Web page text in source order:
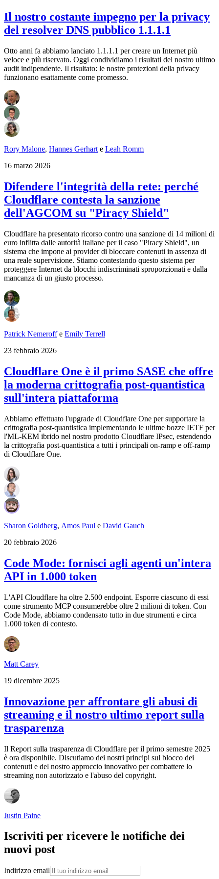
Il nostro costante impegno per la privacy
del resolver DNS pubblico 1.1.1.1
Otto anni fa abbiamo lanciato 1.1.1.1 per creare un Internet più
veloce e più riservato. Oggi condividiamo i risultati del nostro ultimo
audit indipendente. Il risultato: le nostre protezioni della privacy
funzionano esattamente come promesso.
Rory Malone, Hannes Gerhart e Leah Romm
16 marzo 2026
Difendere l'integrità della rete: perché
Cloudflare contesta la sanzione
dell'AGCOM su "Piracy Shield"
Cloudflare ha presentato ricorso contro una sanzione di 14 milioni di
euro inflitta dalle autorità italiane per il caso "Piracy Shield", un
sistema che impone ai provider di bloccare contenuti in assenza di
una reale supervisione. Stiamo contestando questo sistema per
proteggere Internet da blocchi indiscriminati sproporzionati e dalla
mancanza di un giusto processo.
Patrick Nemeroffe Emily Terrell
23 febbraio 2026
Cloudflare One è il primo SASE che offre
la moderna crittografia post-quantistica
sull'intera piattaforma
Abbiamo effettuato l'upgrade di Cloudflare One per supportare la
crittografia post-quantistica implementando le ultime bozze IETF per
l'ML-KEM ibrido nel nostro prodotto Cloudflare IPsec, estendendo
la crittografia post-quantistica a tutti i principali on-ramp e off-ramp
di Cloudflare One.
Sharon Goldberg, Amos Paul e David Gauch
20 febbraio 2026
Code Mode: fornisci agli agenti un'intera
API in 1.000 token
L'API Cloudflare ha oltre 2.500 endpoint. Esporre ciascuno di essi
come strumento MCP consumerebbe oltre 2 milioni di token. Con
Code Mode, abbiamo condensato tutto in due strumenti e circa
1.000 token di contesto.
Matt Carey
19 dicembre 2025
Innovazione per affrontare gli abusi di
streaming e il nostro ultimo report sulla
trasparenza
Il Report sulla trasparenza di Cloudflare per il primo semestre 2025
è ora disponibile. Discutiamo dei nostri principi sul blocco dei
contenuti e del nostro approccio innovativo per combattere lo
streaming non autorizzato e l'abuso del copyright.
Justin Paine
Iscriviti per ricevere le notifiche dei
nuovi post
Indirizzo email